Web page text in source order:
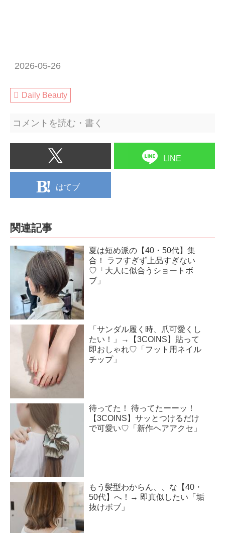
2026-05-26
Daily Beauty
コメントを読む・書く
LINE
はてブ
関連記事
夏は短め派の【40・50代】集
合！ ラフすぎず上品すぎない
♡「大人に似合うショートボ
ブ」
「サンダル履く時、爪可愛くし
たい！」→【3COINS】貼って
即おしゃれ♡「フット用ネイル
チップ」
待ってた！ 待ってたーーッ！
【3COINS】サッとつけるだけ
で可愛い♡「新作ヘアアクセ」
もう髪型わからん、、な【40・
50代】へ！→ 即真似したい「垢
抜けボブ」